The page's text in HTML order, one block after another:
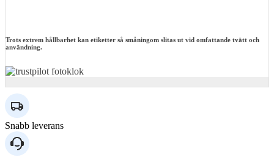
Trots extrem hållbarhet kan etiketter så småningom slitas ut vid omfattande tvätt och
användning.
Snabb leverans